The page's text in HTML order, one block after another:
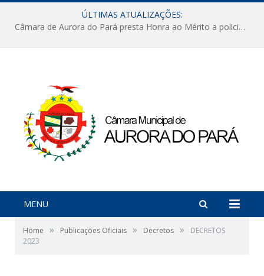
ÚLTIMAS ATUALIZAÇÕES:
Câmara de Aurora do Pará presta Honra ao Mérito a policiais militares em sessão marcada por reconhecimento e emoção
MENU
Home » Publicações Oficiais » Decretos »
DECRETOS
2023